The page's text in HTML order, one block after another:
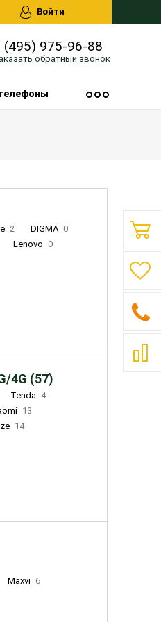
Войти
(495) 975-96-88
обратный звонок
2 DIGMA 0
Lenovo 0
4G (57)
Tenda 4
13
14
Maxvi 6